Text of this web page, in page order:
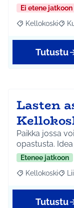
Ei etene jatkoon
Rajaa tulokset
Kellokoski
Tutustu
Lasten
Paikka jossa
Etenee jatkoon
Rajaa tulokset
Kellokoski
Tutustu